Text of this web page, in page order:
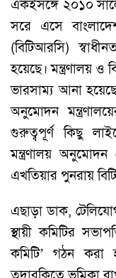
একইসঙ্গে ২০১০
সরে এসে
(বিটিআরসি)
হয়েছে। মন্ত্রণালয় ও
ভারসাম্য আনা
অনুমোদন
গুরুত্বপূর্ণ কিছু
মন্ত্রণালয়
এখতিয়ার পুনরায়
এছাড়া ডাক,
স্থায়ী কমিটির
কমিটি’ গঠন করা
তদারকিতে ভূমিকা